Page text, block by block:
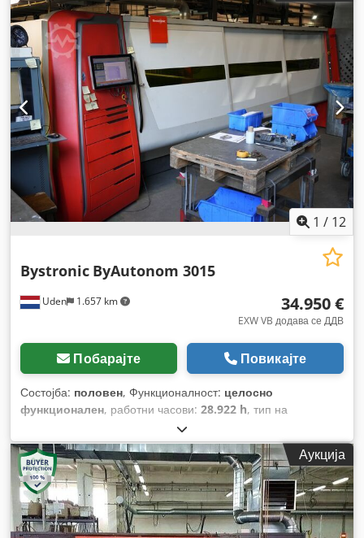
1 / 12
Uden 1.657 km
Bystronic ByAutonom 3015
34.950 €
EXW VB додава се ДДВ
Побарајте Повикајте
Состојба: половен, Функционалност: целосно
функционален, работни часови: 28.922 h, тип на
CNC управување
автоматски, тип на активирање:електричен,
произведувач на контролери:Bystronic, модел на
контролер:ByVision, тип на ласер:влакнест ласер,
произведувач на ласерски извори:MaxPhotonics, часови
на ласер:9.467 h, моќност на ласерот:8.000 W, макс.
дебелина на лим:25 мм, максимална дебелина на челичен
Аукција